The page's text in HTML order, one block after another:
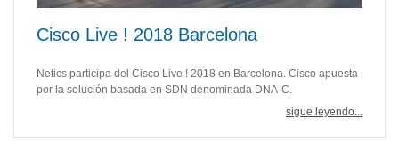
Cisco Live ! 2018 Barcelona
Netics participa del Cisco Live ! 2018 en Barcelona. Cisco apuesta
por la solución basada en SDN denominada DNA-C.
sigue leyendo...